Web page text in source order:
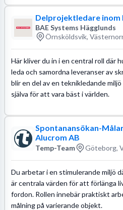
Delprojektledare
BAE Systems Hägglunds
Örnsköldsvik,
Här kliver du in i en central roll där
leda och samordna leveranser av
blir en del av en teknikledande
själva för att vara bäst i världen.
Spontanansökan-
Alucrom AB
Temp-Team Göteborg,
Du arbetar i en stimulerande miljö
är centrala värden för att förlänga
fordon. Rollen innebär praktiskt
målning på varierande objekt.